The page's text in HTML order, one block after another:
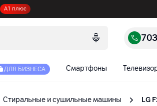
А1 плюс
ДЛЯ БИЗНЕСА Смартфоны
Cтиральные и сушильные машины LG